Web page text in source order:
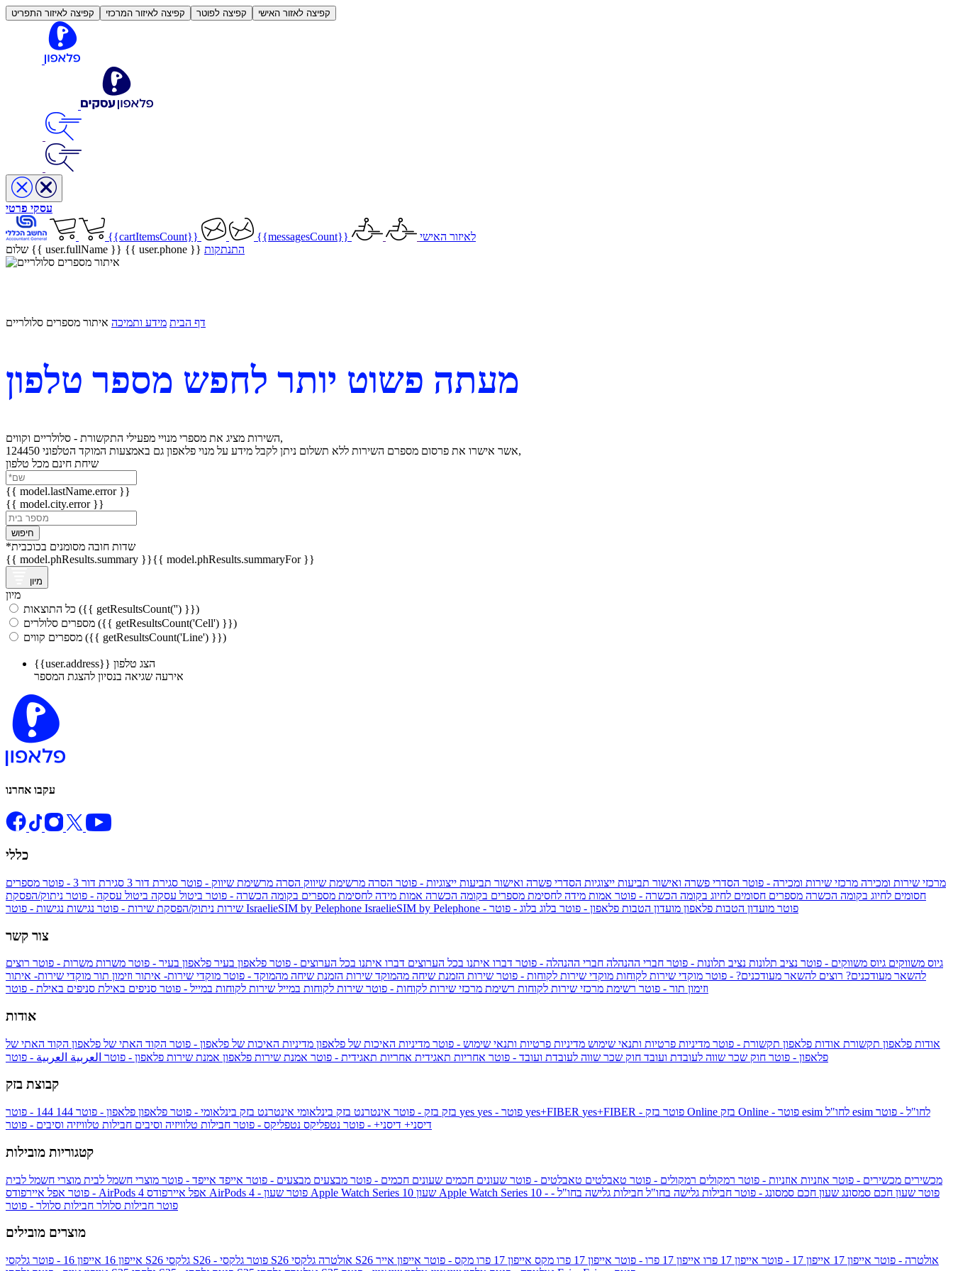
קפיצה לאיזור התפריט קפיצה לאיזור המרכזי קפיצה לפוטר קפיצה לאזור האישי
עסקי פרטי
{{cartItemsCount}} {{messagesCount}}
לאיזור האישי
שלום {{ user.fullName }} {{ user.phone }} התנתקות
דף הבית מידע ותמיכה איתור מספרים סלולריים
מעתה פשוט יותר לחפש מספר טלפון
השירות מציג את מספרי מנויי מפעילי התקשורת - סלולריים וקווים,
אשר אישרו את פרסום מספרם השירות ללא תשלום
ניתן לקבל מידע על מנוי פלאפון גם באמצעות המוקד הטלפוני 124450,
שיחת חינם מכל טלפון
{{ model.lastName.error }}
{{ model.city.error }}
חיפוש
*שדות חובה מסומנים בכוכבית
{{ model.phResults.summary }}{{ model.phResults.summaryFor }}
מיון
מיון
כל התוצאות ({{ getResultsCount('') }})
מספרים סלולרים ({{ getResultsCount('Cell') }})
מספרים קווים ({{ getResultsCount('Line') }})
{{user.address}} הצג טלפון
אירעה שגיאה בנסיון להצגת המספר
עקבו אחרנו
כללי
מרכזי שירות ומכירה מרכזי שירות ומכירה - פוטר הסדרי פשרה ואישור תביעות ייצוגיות הסדרי פשרה ואישור תביעות ייצוגיות - פוטר הסרה מרשימת שיווק הסרה מרשימת שיווק - פוטר סגירת דור 3 סגירת דור 3 - פוטר
מספרים
חסומים לחיוג בקומה הכשרה מספרים חסומים לחיוג בקומה הכשרה - פוטר אמות מידה לחסימת מספרים בקומה הכשרה אמות מידה לחסימת מספרים בקומה הכשרה - פוטר ביטול עסקה ביטול עסקה - פוטר ניתוק/הפסקת
שירות ניתוק/הפסקת שירות - פוטר נגישות IsraelieSIM by Pelephone IsraelieSIM by Pelephone - פוטר מועדון הטבות פלאפון מועדון הטבות פלאפון - פוטר בלוג בלוג - פוטר
צור קשר
גיוס משווקים גיוס משווקים - פוטר נציב תלונות נציב תלונות - פוטר חברי ההנהלה חברי ההנהלה - פוטר דברו איתנו בכל הערוצים דברו איתנו בכל הערוצים - פוטר פלאפון בעיר פלאפון בעיר - פוטר משרות משרות - פוטר רוצים
להשאר מעודכנים? רוצים להשאר מעודכנים? - פוטר מוקדי שירות לקוחות מוקדי שירות לקוחות - פוטר שירות הזמנת שיחה מהמוקד שירות הזמנת שיחה מהמוקד - פוטר מוקדי שירות- איתור וזימון תור מוקדי שירות- איתור
וזימון תור - פוטר רשימת מרכזי שירות לקוחות רשימת מרכזי שירות לקוחות - פוטר שירות לקוחות במייל שירות לקוחות במייל - פוטר סניפים באילת סניפים באילת - פוטר
אודות
אודות פלאפון תקשורת אודות פלאפון תקשורת - פוטר מדיניות פרטיות ותנאי שימוש מדיניות פרטיות ותנאי שימוש - פוטר מדיניות האיכות של פלאפון מדיניות האיכות של פלאפון - פוטר הקוד האתי של פלאפון הקוד האתי של
פלאפון - פוטר חוק שכר שווה לעובדת ועובד חוק שכר שווה לעובדת ועובד - פוטר אחריות תאגידית אחריות תאגידית - פוטר אמנת שירות פלאפון אמנת שירות פלאפון - פוטר العربية العربية - פוטר
קבוצת בזק
בזק בזק - פוטר אינטרנט בזק בינלאומי אינטרנט בזק בינלאומי - פוטר פלאפון פלאפון - פוטר 144 yes yes+FIBER yes+FIBER - פוטר בזק Online
esim לחו"ל - פוטר
דיסני+ דיסני+ - פוטר נטפליקס נטפליקס - פוטר חבילות טלוויזיה וסיבים חבילות טלוויזיה וסיבים - פוטר
קטגוריות מובילות
מכשירים מכשירים - פוטר אוזניות אוזניות - פוטר רמקולים רמקולים - פוטר טאבלטים טאבלטים - פוטר שעונים חכמים שעונים חכמים - פוטר מבצעים מבצעים - פוטר אייפד אייפד - פוטר מוצרי חשמל לבית מוצרי חשמל לבית
- פוטר אפל איירפודס AirPods 4 אפל איירפודס AirPods 4 - פוטר שעון Apple Watch Series 10 שעון Apple Watch Series 10 - פוטר שעון חכם סמסונג שעון חכם סמסונג - פוטר חבילות גלישה בחו"ל חבילות גלישה בחו"ל -
פוטר חבילות סלולר חבילות סלולר - פוטר
מוצרים מובילים
אייפון 16 אייפון 16 - פוטר גלקסי S26 גלקסי S26 - פוטר גלקסי S26 אולטרה גלקסי S26 אולטרה - פוטר אייפון 17 אייפון 17 - פוטר אייפון 17 פרו אייפון 17 פרו - פוטר אייפון 17 פרו מקס אייפון 17 פרו מקס - פוטר
אייפון אייר